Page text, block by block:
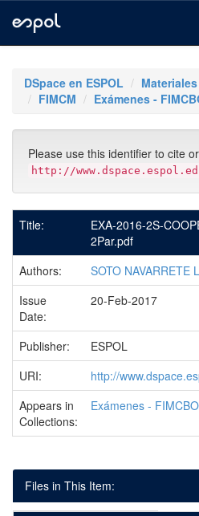
navigationDSpace en ESPOL
FIMCM
Exámenes -
Please use this identifier to cite
http://
Title:
EXA-2016-2S-
2Par.pdf
Authors:
SOTO NAVARRETE
Issue
Date:
20-Feb-2017
Publisher:
ESPOL
URI:
http://
Appears in
Collections:
Exámenes -
Files in This Item: